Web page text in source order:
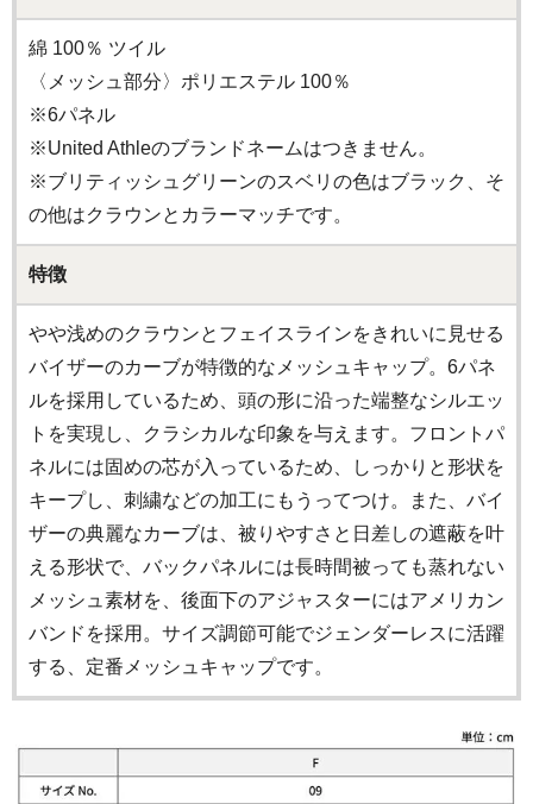
綿 100％ ツイル
〈メッシュ部分〉ポリエステル 100％
※6パネル
※United Athleのブランドネームはつきません。
※ブリティッシュグリーンのスベリの色はブラック、そ
の他はクラウンとカラーマッチです。
特徴
やや浅めのクラウンとフェイスラインをきれいに見せる
バイザーのカーブが特徴的なメッシュキャップ。6パネ
ルを採用しているため、頭の形に沿った端整なシルエッ
トを実現し、クラシカルな印象を与えます。フロントパ
ネルには固めの芯が入っているため、しっかりと形状を
キープし、刺繍などの加工にもうってつけ。また、バイ
ザーの典麗なカーブは、被りやすさと日差しの遮蔽を叶
える形状で、バックパネルには長時間被っても蒸れない
メッシュ素材を、後面下のアジャスターにはアメリカン
バンドを採用。サイズ調節可能でジェンダーレスに活躍
する、定番メッシュキャップです。